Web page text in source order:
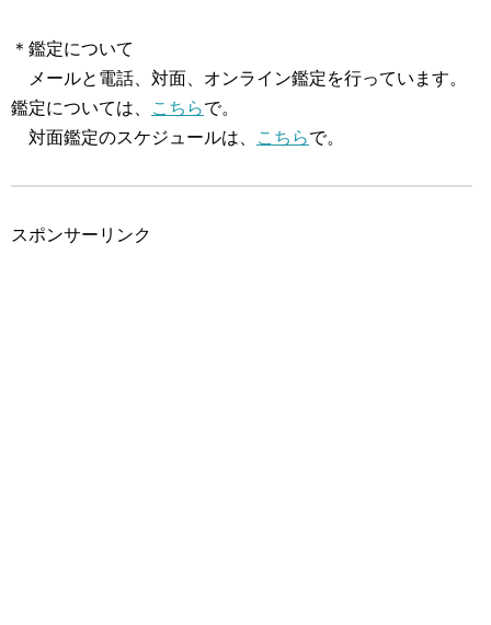
＊鑑定について
メールと電話、対面、オンライン鑑定を行っています。
鑑定については、
こちらで。
対面鑑定のスケジュールは、
こちらで。
スポンサーリンク